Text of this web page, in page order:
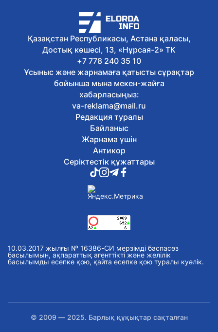
Қазақстан Республикасы, Астана қаласы,
Достық көшесі, 13, «Нұрсая-2» ТК
+7 778 240 35 10
Ұсыныс және жарнамаға қатысты сұрақтар
бойынша мына мекен-жайға
хабарласыңыз:
va-reklama@mail.ru
Редакция туралы
Байланыс
Жарнама үшін
Антикор
Серіктестік құжаттары
10.03.2017 жылғы № 16386-СИ мерзімді баспасөз
басылымын, ақпараттық агенттікті және желілік
басылымды есепке қою, қайта есепке қою туралы куәлік.
© 2009 — 2025. Барлық құқықтар сақталған